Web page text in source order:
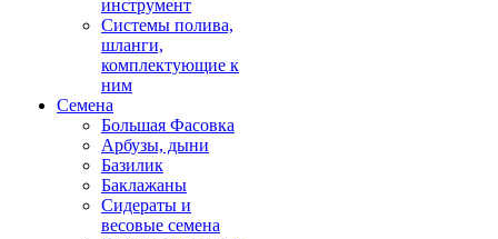
инструмент
Системы полива,
шланги,
комплектующие к
ним
Семена
Большая Фасовка
Арбузы, дыни
Базилик
Баклажаны
Сидераты и
весовые семена